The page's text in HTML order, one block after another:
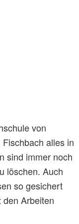
von
alles in
sind immer noch
löschen. Auch
so gesichert
Arbeiten